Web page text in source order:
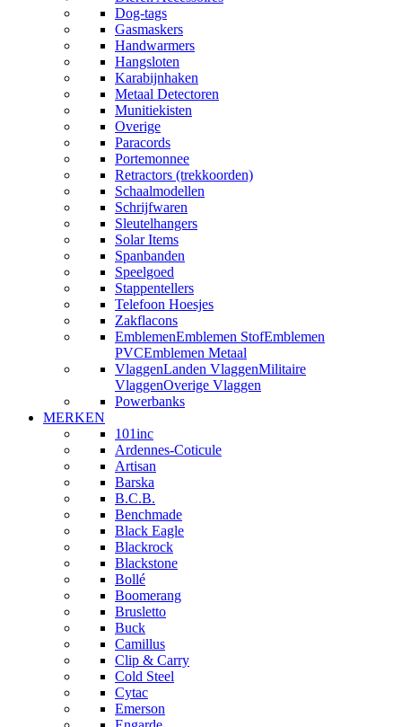
Dog-tags
Gasmaskers
Handwarmers
Hangsloten
Karabijnhaken
Metaal Detectoren
Munitiekisten
Overige
Paracords
Portemonnee
Retractors (trekkoorden)
Schaalmodellen
Schrijfwaren
Sleutelhangers
Solar Items
Spanbanden
Speelgoed
Stappentellers
Telefoon Hoesjes
Zakflacons
EmblemenEmblemen StofEmblemen
PVCEmblemen Metaal
VlaggenLanden VlaggenMilitaire
VlaggenOverige Vlaggen
Powerbanks
MERKEN
101inc
Ardennes-Coticule
Artisan
Barska
B.C.B.
Benchmade
Black Eagle
Blackrock
Blackstone
Bollé
Boomerang
Brusletto
Buck
Camillus
Clip & Carry
Cold Steel
Cytac
Emerson